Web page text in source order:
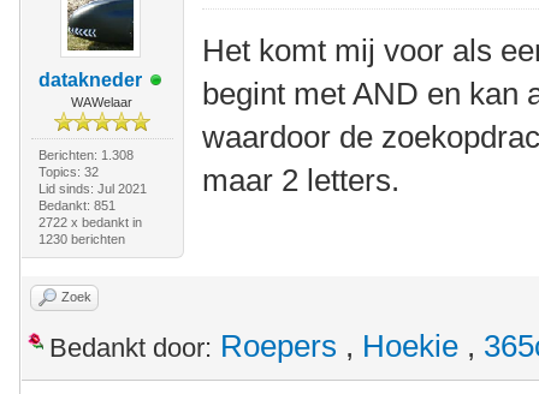
datakneder
WAWelaar
Berichten: 1.308
Topics: 32
Lid sinds: Jul 2021
Bedankt: 851
2722 x bedankt in
1230 berichten
Het komt mij voor als
begint met AND en kan
waardoor de
maar 2 letters.
Zoek
Bedankt door: Roepers , Hoekie ,